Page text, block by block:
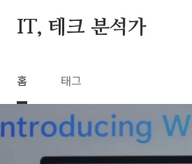
IT, 테크 분석가
홈 태그